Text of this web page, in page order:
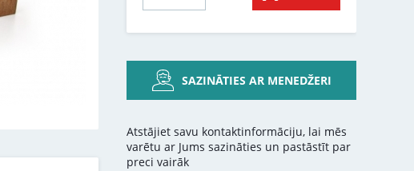
SAZINĀTIES AR MENEDŽERI
Atstājiet savu kontaktinformāciju, lai mēs
varētu ar Jums sazināties un pastāstīt par
preci vairāk